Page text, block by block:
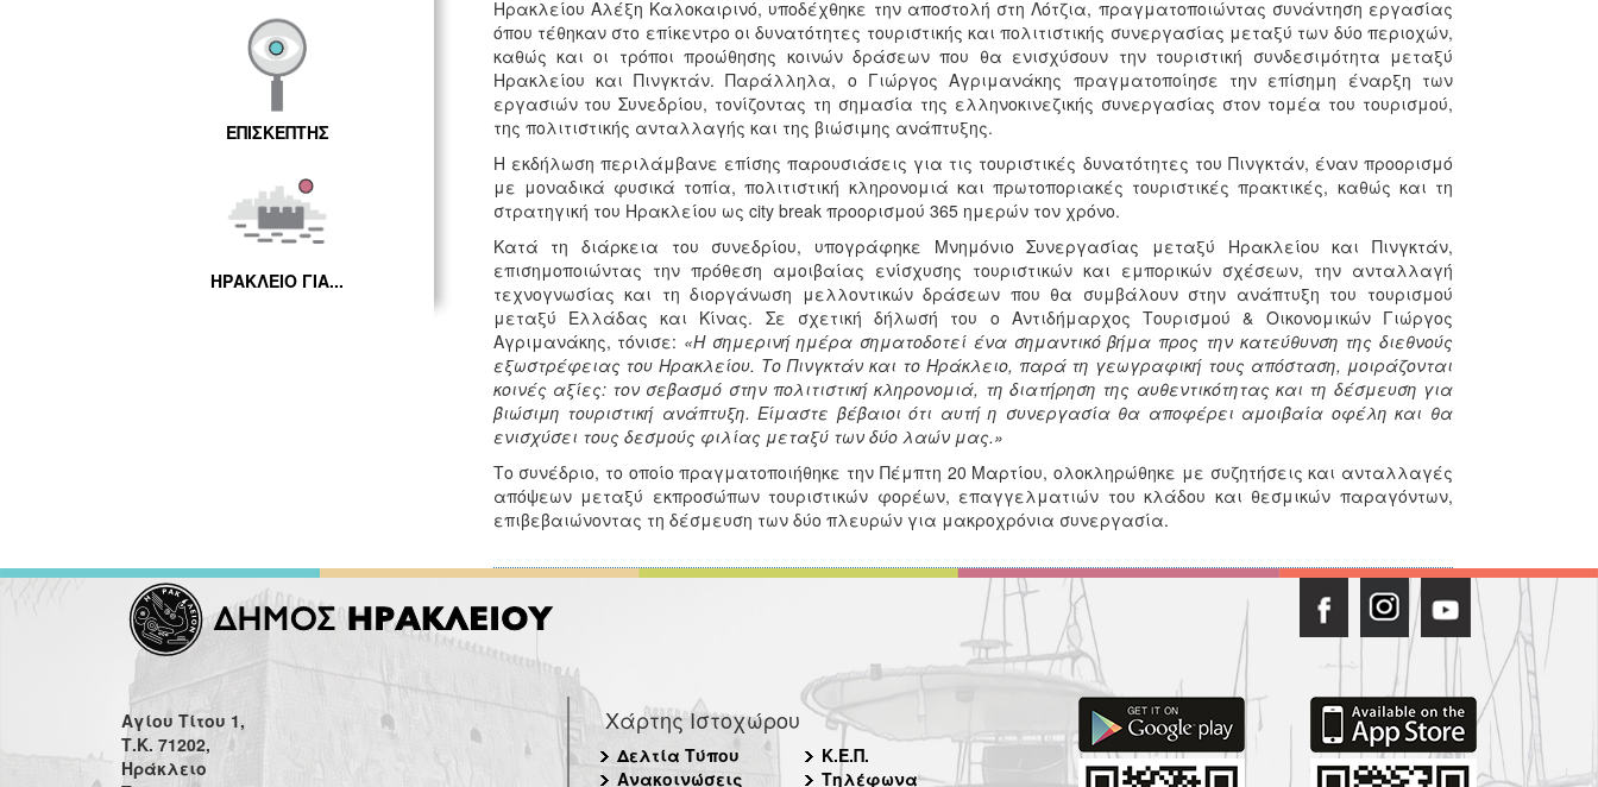
ΕΠΙΣΚΕΠΤΗΣ
ΗΡΑΚΛΕΙΟ ΓΙΑ...
Ηρακλείου Αλέξη Καλοκαιρινό, υποδέχθηκε την αποστολή στη Λότζια, πραγματοποιώντας συνάντηση εργασίας
όπου τέθηκαν στο επίκεντρο οι δυνατότητες τουριστικής και πολιτιστικής συνεργασίας μεταξύ των δύο περιοχών,
καθώς και οι τρόποι προώθησης κοινών δράσεων που θα ενισχύσουν την τουριστική συνδεσιμότητα μεταξύ
Ηρακλείου και Πινγκτάν. Παράλληλα, ο Γιώργος Αγριμανάκης πραγματοποίησε την επίσημη έναρξη των
εργασιών του Συνεδρίου, τονίζοντας τη σημασία της ελληνοκινεζικής συνεργασίας στον τομέα του τουρισμού,
της πολιτιστικής ανταλλαγής και της βιώσιμης ανάπτυξης.
Η εκδήλωση περιλάμβανε επίσης παρουσιάσεις για τις τουριστικές δυνατότητες του Πινγκτάν, έναν προορισμό
με μοναδικά φυσικά τοπία, πολιτιστική κληρονομιά και πρωτοποριακές τουριστικές πρακτικές, καθώς και τη
στρατηγική του Ηρακλείου ως city break προορισμού 365 ημερών τον χρόνο.
Κατά τη διάρκεια του συνεδρίου, υπογράφηκε Μνημόνιο Συνεργασίας μεταξύ Ηρακλείου και Πινγκτάν,
επισημοποιώντας την πρόθεση αμοιβαίας ενίσχυσης τουριστικών και εμπορικών σχέσεων, την ανταλλαγή
τεχνογνωσίας και τη διοργάνωση μελλοντικών δράσεων που θα συμβάλουν στην ανάπτυξη του τουρισμού
μεταξύ Ελλάδας και Κίνας. Σε σχετική δήλωσή του ο Αντιδήμαρχος Τουρισμού & Οικονομικών Γιώργος
Αγριμανάκης, τόνισε: «Η σημερινή ημέρα σηματοδοτεί ένα σημαντικό βήμα προς την κατεύθυνση της διεθνούς
εξωστρέφειας του Ηρακλείου. Το Πινγκτάν και το Ηράκλειο, παρά τη γεωγραφική τους απόσταση, μοιράζονται
κοινές αξίες: τον σεβασμό στην πολιτιστική κληρονομιά, τη διατήρηση της αυθεντικότητας και τη δέσμευση για
βιώσιμη τουριστική ανάπτυξη. Είμαστε βέβαιοι ότι αυτή η συνεργασία θα αποφέρει αμοιβαία οφέλη και θα
ενισχύσει τους δεσμούς φιλίας μεταξύ των δύο λαών μας.»
Το συνέδριο, το οποίο πραγματοποιήθηκε την Πέμπτη 20 Μαρτίου, ολοκληρώθηκε με συζητήσεις και ανταλλαγές
απόψεων μεταξύ εκπροσώπων τουριστικών φορέων, επαγγελματιών του κλάδου και θεσμικών παραγόντων,
επιβεβαιώνοντας τη δέσμευση των δύο πλευρών για μακροχρόνια συνεργασία.
Αγίου Τίτου 1,
Τ.Κ. 71202,
Ηράκλειο
Χάρτης Ιστοχώρου
Δελτία Τύπου
Ανακοινώσεις
Κ.Ε.Π.
Τηλέφωνα